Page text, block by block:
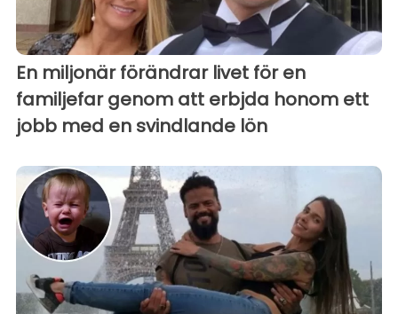
En miljonär förändrar livet för en
familjefar genom att erbjda honom ett
jobb med en svindlande lön